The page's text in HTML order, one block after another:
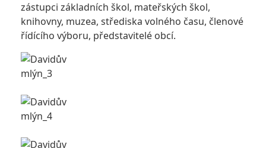
zástupci základních škol, mateřských škol,
knihovny, muzea, střediska volného času, členové
řídícího výboru, představitelé obcí.